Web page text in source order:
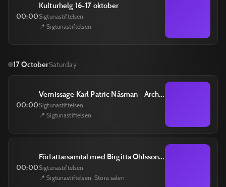
00:00
Kulturhelg 16-17 oktober
Sigtunastiftelsen
📍 Sigtunastiftelsen
17 OctoberSaturday
00:00
Vernissage Karl Patric Näsman - Arch 17 oktober
Sigtunastiftelsen
📍 Sigtunastiftelsen
00:00
Författarsamtal med Birgitta Ohlsson 17 oktober
Sigtunastiftelsen
📍 Sigtunastiftelsen, Stora salen